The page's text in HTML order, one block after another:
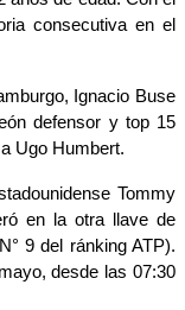
consecutiva en el
Ignacio Buse
defensor y top 15
Ugo Humbert.
Tommy
en la otra llave de
9 del ránking ATP).
desde las 07:30